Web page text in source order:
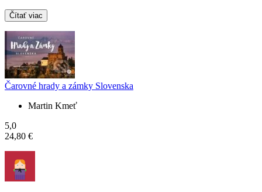
Čítať viac
Čarovné hrady a zámky Slovenska
Martin Kmeť
5,0
24,80 €